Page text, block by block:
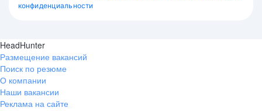
конфиденциальности
HeadHunter
Размещение вакансий
Поиск по резюме
О компании
Наши вакансии
Реклама на сайте